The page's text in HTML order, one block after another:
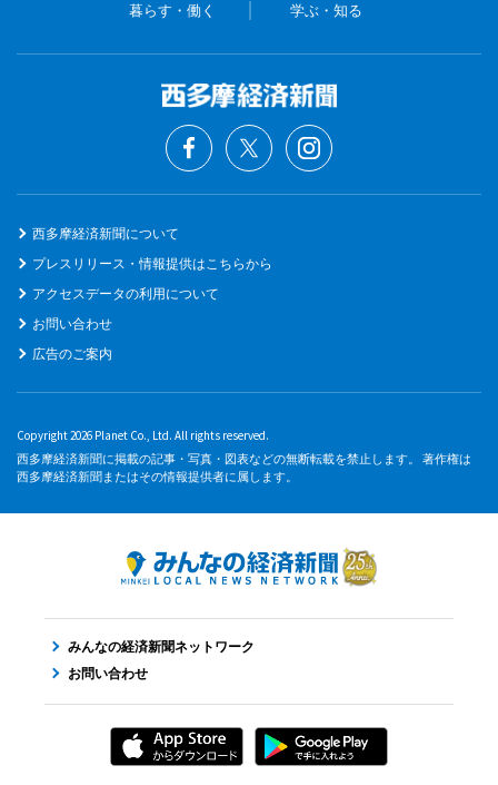
暮らす・働く 学ぶ・知る
西多摩経済新聞について
プレスリリース・情報提供はこちらから
アクセスデータの利用について
お問い合わせ
広告のご案内
Copyright 2026 Planet Co., Ltd. All rights reserved.
西多摩経済新聞に掲載の記事・写真・図表などの無断転載を禁止します。 著作権は
西多摩経済新聞またはその情報提供者に属します。
みんなの経済新聞ネットワーク
お問い合わせ